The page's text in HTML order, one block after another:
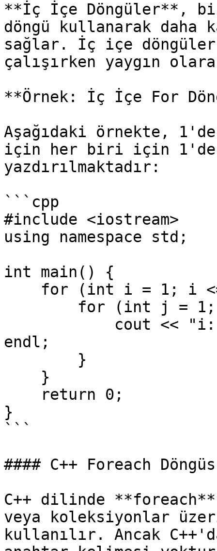
**İç İçe Döngüler**,
döngü kullanarak daha
sağlar. İç içe
çalışırken yaygın
**Örnek: İç İçe For
Aşağıdaki örnekte,
için her biri için
yazdırılmaktadır:
```cpp
#include <iostream>
using namespace std;
int main() {
endl;
}
```
#### C++ Foreach
C++ dilinde
veya koleksiyonlar
kullanılır. Ancak